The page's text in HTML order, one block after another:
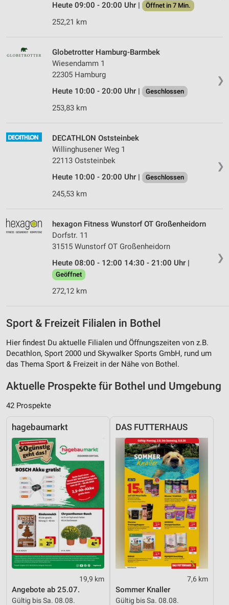
Heute 09:00 - 20:00 Uhr |
Öffnet in 7 Min.
252,21 km
❯
Globetrotter Hamburg-Barmbek
Wiesendamm 1
22305 Hamburg
Heute 10:00 - 20:00 Uhr |
Geschlossen
253,83 km
❯
DECATHLON Oststeinbek
Willinghusener Weg 1
22113 Oststeinbek
Heute 10:00 - 20:00 Uhr |
Geschlossen
245,53 km
❯
hexagon Fitness Wunstorf OT Großenheidorn
Dorfstr. 11
31515 Wunstorf OT Großenheidorn
Heute 08:00 - 12:00 14:30 - 21:00 Uhr |
Geöffnet
272,12 km
Sport & Freizeit Filialen in Bothel
Hier findest Du aktuelle Filialen und Öffnungszeiten von z.B.
Decathlon, Sport 2000 und Skywalker Sports GmbH, rund um
das Thema Sport & Freizeit in der Nähe von Bothel.
Aktuelle Prospekte für Bothel und Umgebung
42 Prospekte
hagebaumarkt
19,9 km
Angebote ab 25.07.
Gültig bis Sa. 08.08.
DAS FUTTERHAUS
7,6 km
Sommer Knaller
Gültig bis Sa. 08.08.